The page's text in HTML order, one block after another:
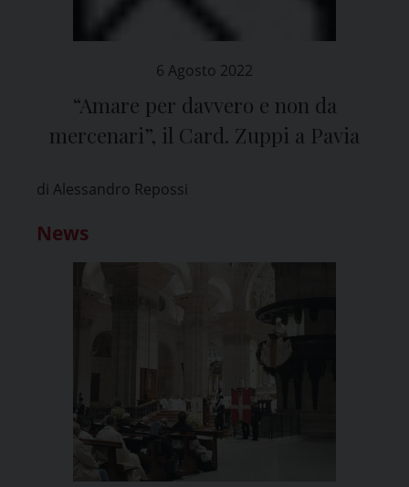
6 Agosto 2022
“Amare per davvero e non da
mercenari”, il Card. Zuppi a Pavia
di Alessandro Repossi
News